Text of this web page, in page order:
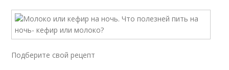
Подберите свой рецепт